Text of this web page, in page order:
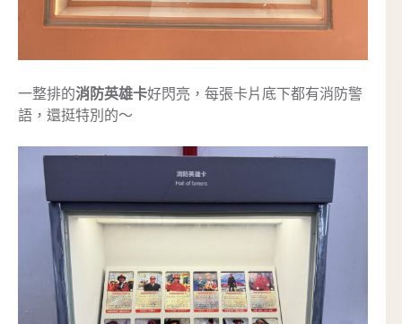
一整排的消防英雄卡好閃亮，每張卡片底下都有消防警
語，還挺特別的～